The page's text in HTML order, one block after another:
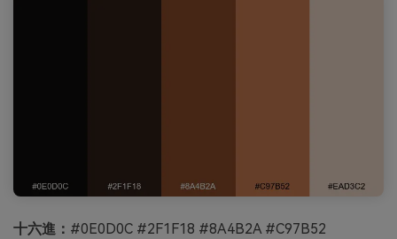
十六進： #0E0D0C #2F1F18 #8A4B2A #C97B52